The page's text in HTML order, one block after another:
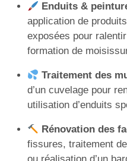
Enduits &
application de
exposées pour
formation de
Traitement des
d’un cuvelage pour
utilisation d’enduits
Rénovation des
fissures, traitement